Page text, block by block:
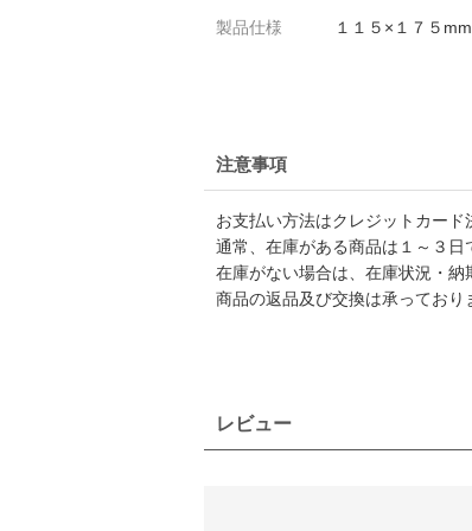
製品仕様
１１５×１７５mm
注意事項
お支払い方法はクレジットカード
通常、在庫がある商品は１～３日
在庫がない場合は、在庫状況・納
商品の返品及び交換は承ってお
レビュー